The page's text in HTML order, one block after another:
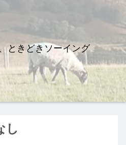
ときどきソーイング
し